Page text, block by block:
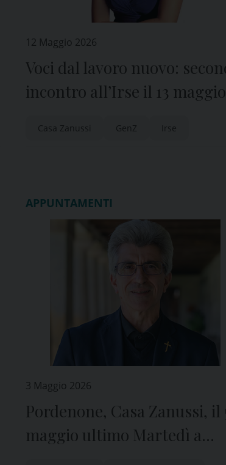
12 Maggio 2026
Voci dal lavoro nuovo:
incontro all’Irse il 13 maggio
Casa Zanussi GenZ Irse
APPUNTAMENTI
3 Maggio 2026
Pordenone, Casa Zanussi, il
maggio ultimo Martedì a